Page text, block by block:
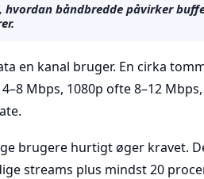
hvordan båndbredde påvirker
en kanal bruger. En cirka
Mbps, 1080p ofte 8–12
brugere hurtigt øger kravet.
streams plus mindst 20